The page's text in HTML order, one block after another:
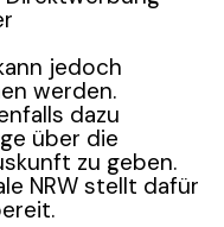
jedoch
werden.
dazu
über die
zu geben.
NRW stellt dafür